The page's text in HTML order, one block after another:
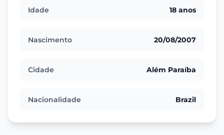
Idade 18 anos
Nascimento 20/08/2007
Cidade Além Paraíba
Nacionalidade Brazil